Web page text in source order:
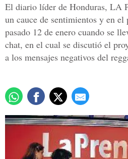
El diario líder de Honduras, LA
un cauce de sentimientos y en el
pasado 12 de enero cuando se
chat, en el cual se discutió el
a los mensajes negativos del